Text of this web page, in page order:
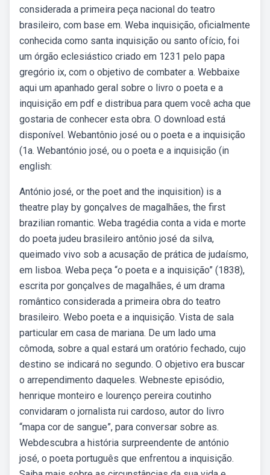
considerada a primeira peça nacional do teatro
brasileiro, com base em. Weba inquisição, oficialmente
conhecida como santa inquisição ou santo ofício, foi
um órgão eclesiástico criado em 1231 pelo papa
gregório ix, com o objetivo de combater a. Webbaixe
aqui um apanhado geral sobre o livro o poeta e a
inquisição em pdf e distribua para quem você acha que
gostaria de conhecer esta obra. O download está
disponível. Webantônio josé ou o poeta e a inquisição
(1a. Webantónio josé, ou o poeta e a inquisição (in
english:
António josé, or the poet and the inquisition) is a
theatre play by gonçalves de magalhães, the first
brazilian romantic. Weba tragédia conta a vida e morte
do poeta judeu brasileiro antônio josé da silva,
queimado vivo sob a acusação de prática de judaísmo,
em lisboa. Weba peça “o poeta e a inquisição” (1838),
escrita por gonçalves de magalhães, é um drama
romântico considerada a primeira obra do teatro
brasileiro. Webo poeta e a inquisição. Vista de sala
particular em casa de mariana. De um lado uma
cômoda, sobre a qual estará um oratório fechado, cujo
destino se indicará no segundo. O objetivo era buscar
o arrependimento daqueles. Webneste episódio,
henrique monteiro e lourenço pereira coutinho
convidaram o jornalista rui cardoso, autor do livro
“mapa cor de sangue”, para conversar sobre as.
Webdescubra a história surpreendente de antónio
josé, o poeta português que enfrentou a inquisição.